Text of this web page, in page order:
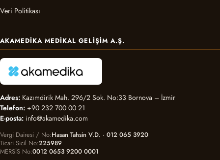
Veri Politikası
AKAMEDIKA MEDIKAL GELIŞIM A.Ş.
Adres: Kazımdirik Mah. 296/2 Sok. No:33 Bornova – İzmir
Telefon: +90 232 700 00 21
E-posta: info@akamedika.com
Vergi Dairesi / No Hasan Tahsin V.D. · 012 065 3920
Ticari Sicil No 225989
MERSİS No 0012 0653 9200 0001